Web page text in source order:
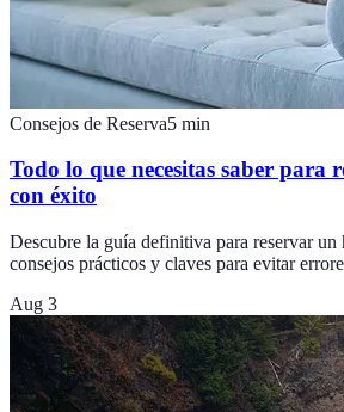
Consejos de Reserva5 min
Todo lo que necesitas saber para
con éxito
Descubre la guía definitiva para reservar
consejos prácticos y claves para evitar
Aug 3